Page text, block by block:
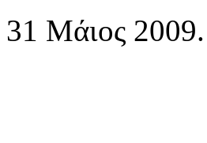
31 Μάιος 2009.